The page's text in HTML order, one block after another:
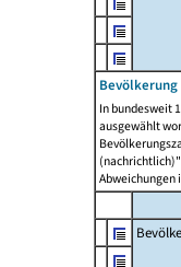
In bundesweit
ausgewählt
Abweichungen